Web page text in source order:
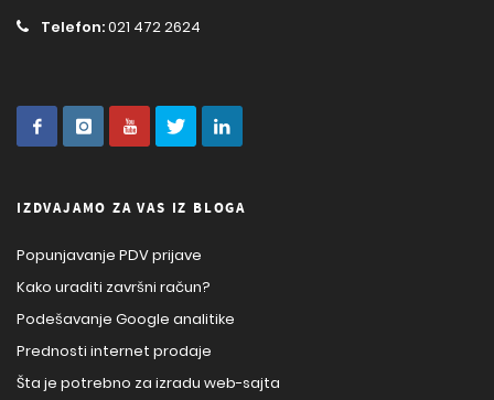
Telefon:021 472 2624
IZDVAJAMO ZA VAS IZ BLOGA
Popunjavanje PDV prijave
Kako uraditi završni račun?
Podešavanje Google analitike
Prednosti internet prodaje
Šta je potrebno za izradu web-sajta